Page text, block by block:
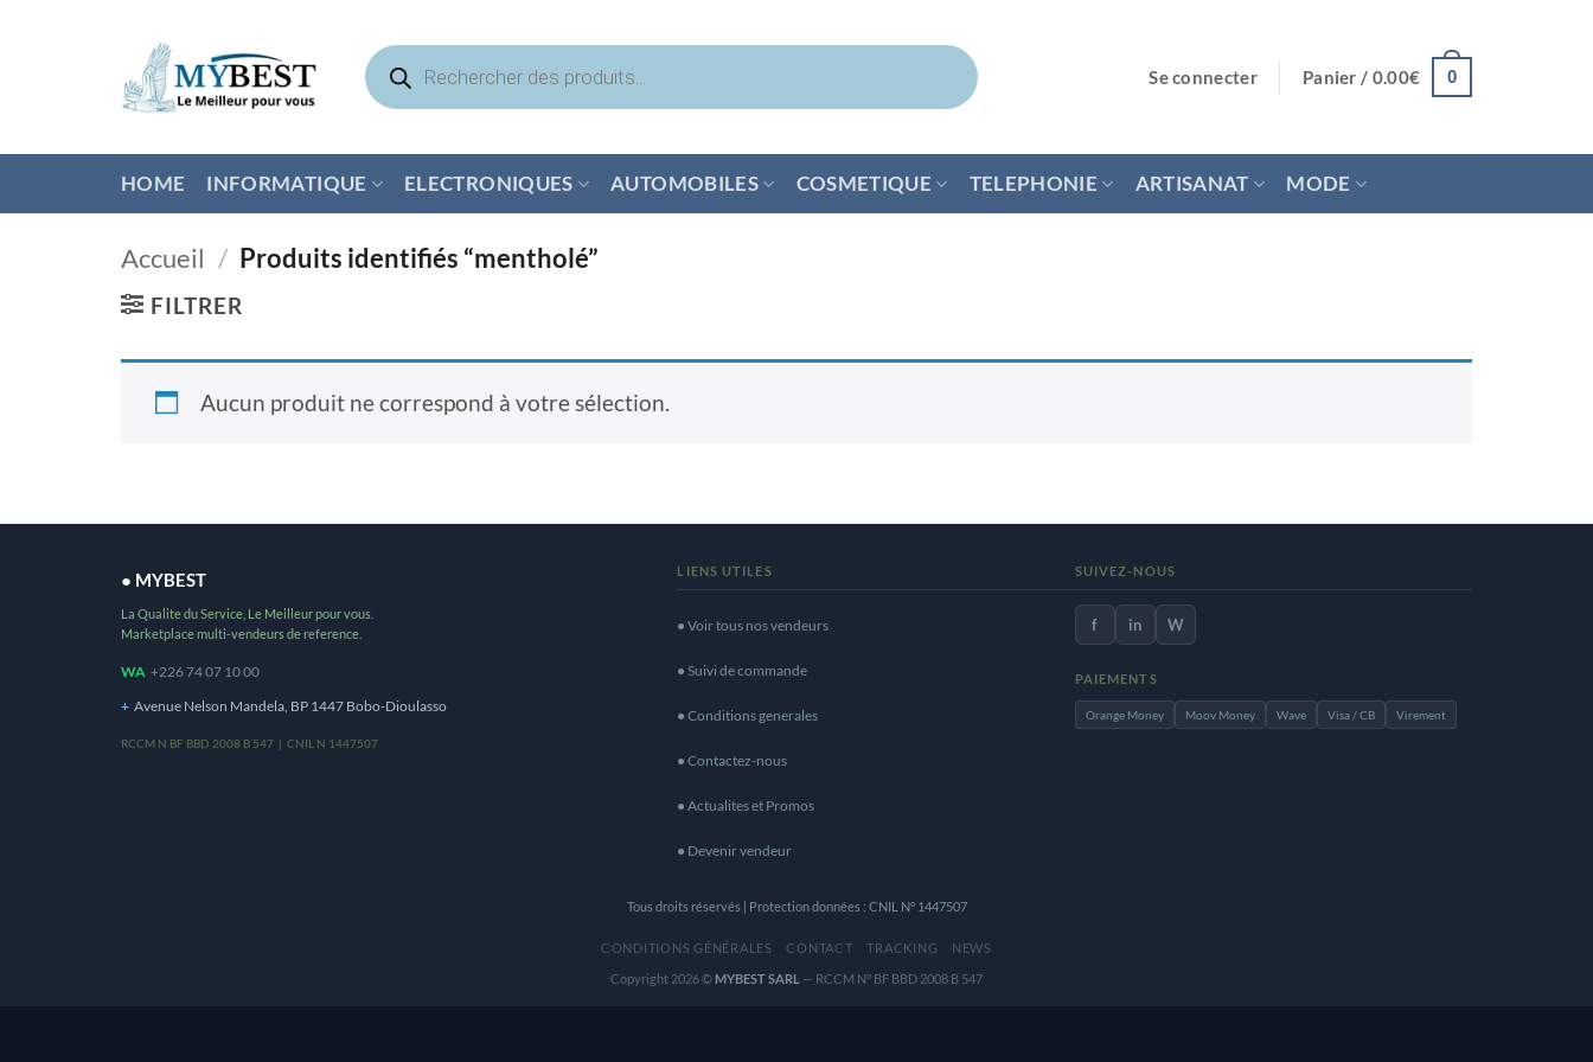
Recherche
de
produits
Se connecter Panier / 0.00€ 0
HOME INFORMATIQUE ELECTRONIQUES AUTOMOBILES COSMETIQUE TELEPHONIE ARTISANAT MODE
Accueil / Produits identifiés “mentholé”
FILTRER
Aucun produit ne correspond à votre sélection.
● MYBEST
La Qualite du Service, Le Meilleur pour vous.
Marketplace multi-vendeurs de reference.
WA +226 74 07 10 00
+ Avenue Nelson Mandela, BP 1447 Bobo-Dioulasso
RCCM N BF BBD 2008 B 547 | CNIL N 1447507
LIENS UTILES
● Voir tous nos vendeurs
● Suivi de commande
● Conditions generales
● Contactez-nous
● Actualites et Promos
● Devenir vendeur
SUIVEZ-NOUS
f in W
PAIEMENTS
Orange Money Moov Money Wave Visa / CB Virement
Tous droits réservés | Protection données : CNIL N° 1447507
CONDITIONS GÉNÉRALES CONTACT TRACKING
NEWS
Copyright 2026 © MYBEST SARL — RCCM N° BF BBD 2008 B 547